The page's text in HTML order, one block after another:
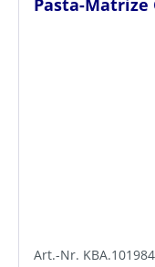
Pasta-Matrize
Art.-Nr. KBA.101984